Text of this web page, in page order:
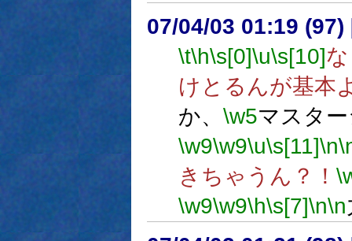
07/04/03 01:19 (97)
\t\h\s[0]\u\s[10]
けとるんが基本
か、 \w5マスタ
\w9\w9\u\s[11]\n
きちゃうん？！
\w9\w9\h\s[7]\n\n